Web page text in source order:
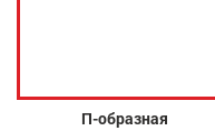
П-образная